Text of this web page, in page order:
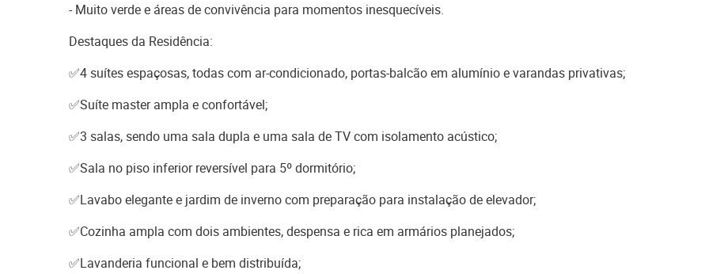
- Muito verde e áreas de convivência para momentos inesquecíveis.
Destaques da Residência:
✅4 suítes espaçosas, todas com ar-condicionado, portas-balcão em alumínio e varandas privativas;
✅Suíte master ampla e confortável;
✅3 salas, sendo uma sala dupla e uma sala de TV com isolamento acústico;
✅Sala no piso inferior reversível para 5º dormitório;
✅Lavabo elegante e jardim de inverno com preparação para instalação de elevador;
✅Cozinha ampla com dois ambientes, despensa e rica em armários planejados;
✅Lavanderia funcional e bem distribuída;